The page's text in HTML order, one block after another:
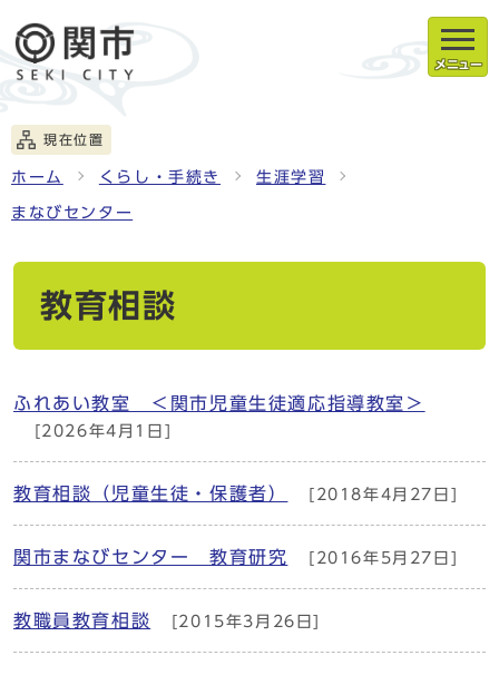
メニュー
現在位置
ホーム くらし・手続き 生涯学習
まなびセンター
教育相談
ふれあい教室 ＜関市児童生徒適応指導教室＞
[2026年4月1日]
教育相談（児童生徒・保護者） [2018年4月27日]
関市まなびセンター 教育研究 [2016年5月27日]
教職員教育相談 [2015年3月26日]